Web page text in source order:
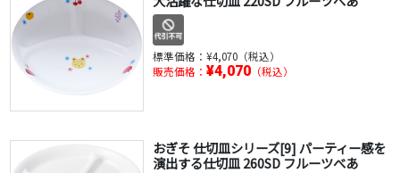
標準価格： ¥4,070（税込）
販売価格： ¥4,070（税込）
おぎそ 仕切皿シリーズ[9] パーティー感を
演出する仕切皿 260SD フルーツべあ